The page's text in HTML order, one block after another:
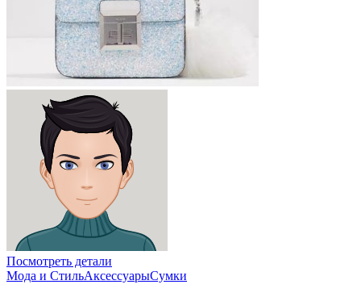
Посмотреть детали
Мода и СтильАксессуарыСумки